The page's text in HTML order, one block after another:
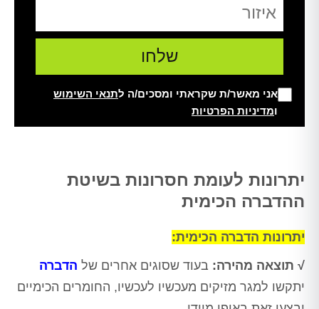
אני מאשר/ת שקראתי ומסכים/ה לתנאי השימוש
ומדיניות הפרטיות
יתרונות לעומת חסרונות בשיטת
ההדברה הכימית
יתרונות הדברה הכימית:
√ תוצאה מהירה: בעוד שסוגים אחרים של הדברה
יתקשו למגר מזיקים מעכשיו לעכשיו, החומרים הכימיים